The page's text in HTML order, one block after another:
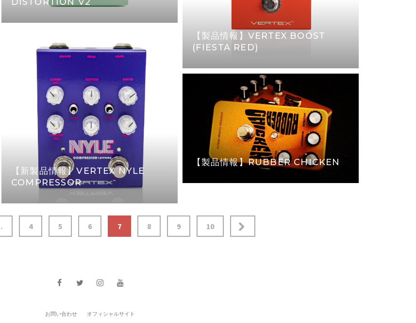
【製品情報】VERTEX BOOST
(FIESTA RED)
【新製品情報】VERTEX NYLE
COMPRESSOR
【製品情報】RUBBER CHICKEN
4 5 6 7 8 9 10
お問い合わせ オフィシャルサイト